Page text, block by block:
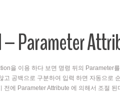
– Parameter
을 이용 하다 보면 명령 뒤의 Parameter
고 공백으로 구분하여 입력 하면 자동으로
전에 Parameter Attribute 에 의해서 조절